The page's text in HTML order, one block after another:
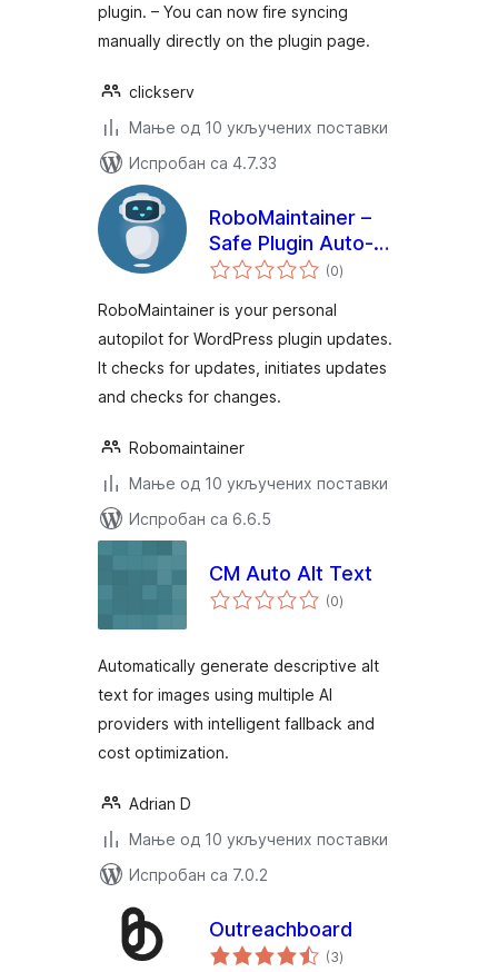
plugin. – You can now fire syncing
manually directly on the plugin page.
clickserv
Мање од 10 укључених поставки
Испробан са 4.7.33
RoboMaintainer –
Safe Plugin Auto-
Updates
(0укупних
оцена
)
RoboMaintainer is your personal
autopilot for WordPress plugin updates.
It checks for updates, initiates updates
and checks for changes.
Robomaintainer
Мање од 10 укључених поставки
Испробан са 6.6.5
CM Auto Alt Text
(0укупних
оцена
)
Automatically generate descriptive alt
text for images using multiple AI
providers with intelligent fallback and
cost optimization.
Adrian D
Мање од 10 укључених поставки
Испробан са 7.0.2
Outreachboard
(3укупних
оцена
)